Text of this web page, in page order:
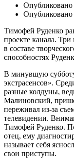
Опубликовано
Опубликовано
Тимофей Руденко
проекте канала. Три
в составе
способностях
В минувшую
экстрасенсов».
разные колдуны,
Малиновский,
переживал из-за
телевидении.
Тимофей Руденко.
отец, ему
называет себя
свои приступы.